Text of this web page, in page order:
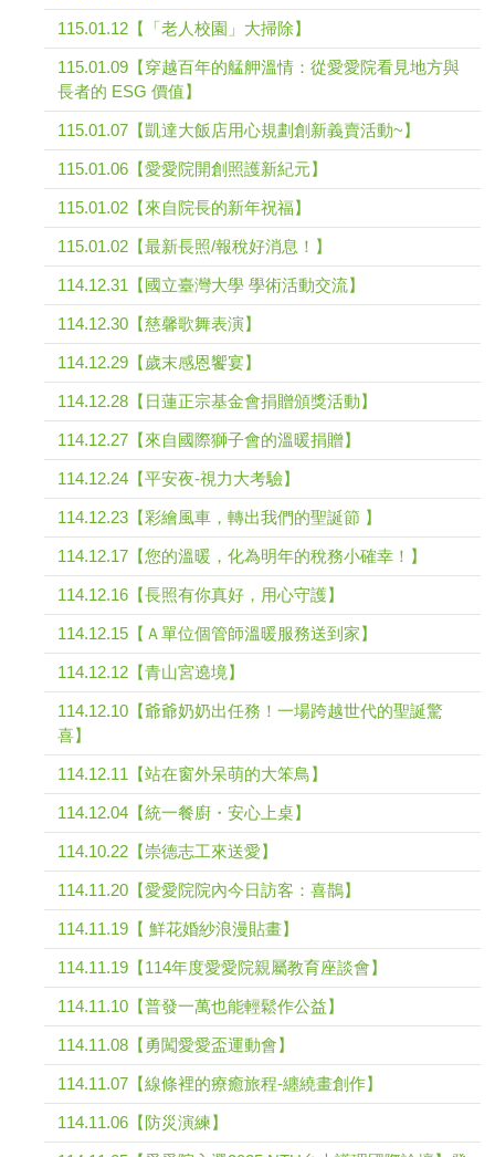
115.01.12【「老人校園」大掃除】
115.01.09【穿越百年的艋舺溫情：從愛愛院看見地方與
長者的 ESG 價值】
115.01.07【凱達大飯店用心規劃創新義賣活動~】
115.01.06【愛愛院開創照護新紀元】
115.01.02【來自院長的新年祝福】
115.01.02【最新長照/報稅好消息！】
114.12.31【國立臺灣大學 學術活動交流】
114.12.30【慈馨歌舞表演】
114.12.29【歲末感恩饗宴】
114.12.28【日蓮正宗基金會捐贈頒獎活動】
114.12.27【來自國際獅子會的溫暖捐贈】
114.12.24【平安夜-視力大考驗】
114.12.23【彩繪風車，轉出我們的聖誕節 】
114.12.17【您的溫暖，化為明年的稅務小確幸！】
114.12.16【長照有你真好，用心守護】
114.12.15【Ａ單位個管師溫暖服務送到家】
114.12.12【青山宮遶境】
114.12.10【爺爺奶奶出任務！一場跨越世代的聖誕驚
喜】
114.12.11【站在窗外呆萌的大笨鳥】
114.12.04【統一餐廚・安心上桌】
114.10.22【崇德志工來送愛】
114.11.20【愛愛院院內今日訪客：喜鵲】
114.11.19【 鮮花婚紗浪漫貼畫】
114.11.19【114年度愛愛院親屬教育座談會】
114.11.10【普發一萬也能輕鬆作公益】
114.11.08【勇闖愛愛盃運動會】
114.11.07【線條裡的療癒旅程-纏繞畫創作】
114.11.06【防災演練】